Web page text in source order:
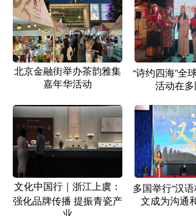
北京金融街举办茶韵雅集
嘉年华活动
“诗约四海”全
活动在
文化中国行｜浙江上虞：
强化品牌传播 提振青瓷产
业
多国举行“汉
文成为沟通